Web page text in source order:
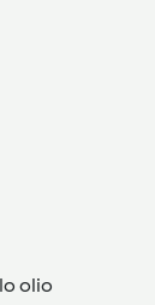
olio